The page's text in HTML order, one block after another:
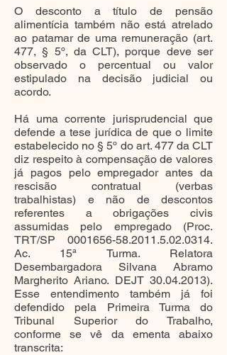
O desconto a título de pensão
alimentícia também não está atrelado
ao patamar de uma remuneração (art.
477, § 5º, da CLT), porque deve ser
observado o percentual ou valor
estipulado na decisão judicial ou
acordo.
Há uma corrente jurisprudencial que
defende a tese jurídica de que o limite
estabelecido no § 5º do art. 477 da CLT
diz respeito à compensação de valores
já pagos pelo empregador antes da
rescisão contratual (verbas
trabalhistas) e não de descontos
referentes a obrigações civis
assumidas pelo empregado (Proc.
TRT/SP 0001656-58.2011.5.02.0314.
Ac. 15ª Turma. Relatora
Desembargadora Silvana Abramo
Margherito Ariano. DEJT 30.04.2013).
Esse entendimento também já foi
defendido pela Primeira Turma do
Tribunal Superior do Trabalho,
conforme se vê da ementa abaixo
transcrita: